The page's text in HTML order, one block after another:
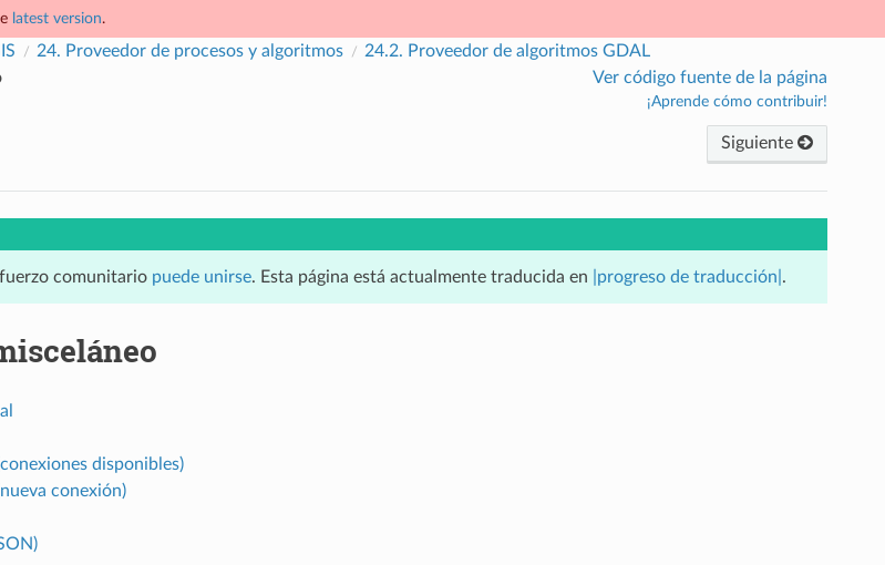
latest version.
24. Proveedor de procesos y algoritmos 24.2. Proveedor de algoritmos GDAL
Ver código fuente de la página
¡Aprende cómo contribuir!
Siguiente
comunitario puede unirse. Esta página está actualmente traducida en |progreso de traducción| .
disponibles)
conexión)